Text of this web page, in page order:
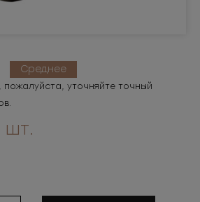
Среднее
пожалуйста, уточняйте точный
шт.